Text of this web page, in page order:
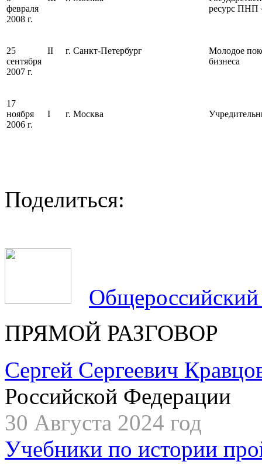
февраля
2008 г.
ресурс ПНП
25
сентября
2007 г.
II г. Санкт-Петербург
Молодое
бизнеса
17
ноября
2006 г.
I г. Москва
Поделиться:
ПРЯМОЙ РАЗГОВОР
Сергей Сергеевич
Российской Федерации
30 Августа 2024 год
Учебники по истории